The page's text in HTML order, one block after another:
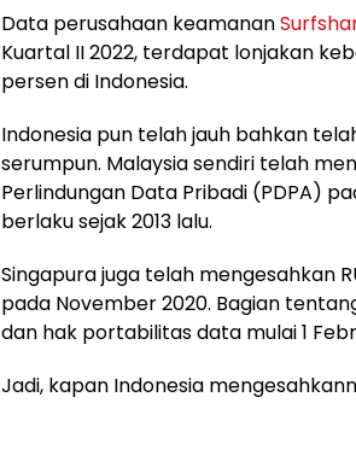
Data perusahaan keamanan
Kuartal II 2022, terdapat lonjakan
persen di Indonesia.
Indonesia pun telah jauh bahkan
serumpun. Malaysia sendiri telah
Perlindungan Data Pribadi (PDPA)
berlaku sejak 2013 lalu.
Singapura juga telah mengesahkan
pada November 2020. Bagian
dan hak portabilitas data mulai 1
Jadi, kapan Indonesia